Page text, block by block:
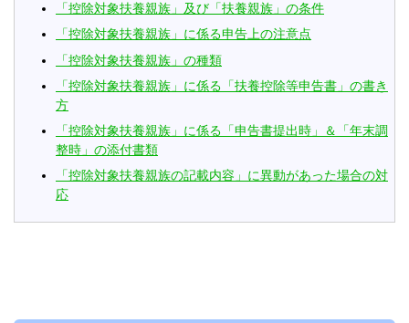
「控除対象扶養親族」及び「扶養親族」の条件
「控除対象扶養親族」に係る申告上の注意点
「控除対象扶養親族」の種類
「控除対象扶養親族」に係る「扶養控除等申告書」の書き
方
「控除対象扶養親族」に係る「申告書提出時」＆「年末調
整時」の添付書類
「控除対象扶養親族の記載内容」に異動があった場合の対
応